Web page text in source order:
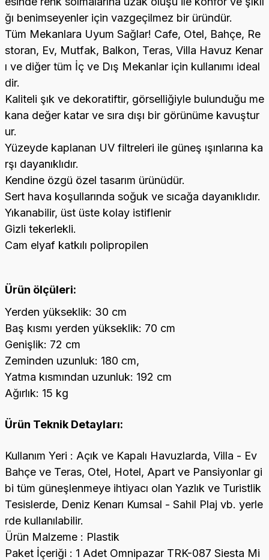
ğı benimseyenler için vazgeçilmez bir üründür.
Tüm Mekanlara Uyum Sağlar! Cafe, Otel, Bahçe, Re
storan, Ev, Mutfak, Balkon, Teras, Villa Havuz Kenar
ı ve diğer tüm İç ve Dış Mekanlar için kullanımı ideal
dir.
Kaliteli şık ve dekoratiftir, görselliğiyle bulunduğu me
kana değer katar ve sıra dışı bir görünüme kavuştur
ur.
Yüzeyde kaplanan UV filtreleri ile güneş ışınlarına ka
rşı dayanıklıdır.
Kendine özgü özel tasarım ürünüdür.
Sert hava koşullarında soğuk ve sıcağa dayanıklıdır.
Yıkanabilir, üst üste kolay istiflenir
Gizli tekerlekli.
Cam elyaf katkılı polipropilen
Ürün ölçüleri:
Yerden yükseklik: 30 cm
Baş kısmı yerden yükseklik: 70 cm
Genişlik: 72 cm
Zeminden uzunluk: 180 cm,
Yatma kısmından uzunluk: 192 cm
Ağırlık: 15 kg
Ürün Teknik Detayları:
Kullanım Yeri : Açık ve Kapalı Havuzlarda, Villa - Ev
Bahçe ve Teras, Otel, Hotel, Apart ve Pansiyonlar gi
bi tüm güneşlenmeye ihtiyacı olan Yazlık ve Turistlik
Tesislerde, Deniz Kenarı Kumsal - Sahil Plaj vb. yerle
rde kullanılabilir.
Ürün Malzeme : Plastik
Paket İçeriği : 1 Adet Omnipazar TRK-087 Siesta Mi